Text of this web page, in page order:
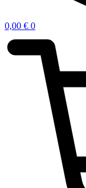
0,00 € 0